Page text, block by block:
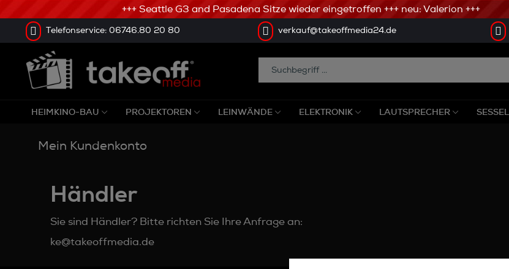
Telefonservice: 06746.80 20 80 verkauf@takeoffmedia24.de
+++ Seattle G3 and Pasadena Sitze wieder eingetroffen +++ neu: Valerion +++
HEIMKINO-BAU PROJEKTOREN LEINWÄNDE ELEKTRONIK LAUTSPRECHER SESSEL
Mein Kundenkonto
Händler
Sie sind Händler? Bitte richten Sie Ihre Anfrage an:
ke@takeoffmedia.de